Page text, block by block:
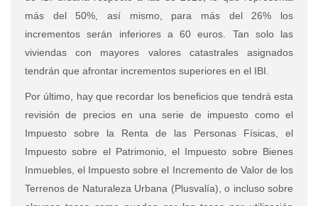
más del 50%, así mismo, para más del 26% los
incrementos serán inferiores a 60 euros. Tan solo las
viviendas con mayores valores catastrales asignados
tendrán que afrontar incrementos superiores en el IBI.
Por último, hay que recordar los beneficios que tendrá esta
revisión de precios en una serie de impuesto como el
Impuesto sobre la Renta de las Personas Físicas, el
Impuesto sobre el Patrimonio, el Impuesto sobre Bienes
Inmuebles, el Impuesto sobre el Incremento de Valor de los
Terrenos de Naturaleza Urbana (Plusvalía), o incluso sobre